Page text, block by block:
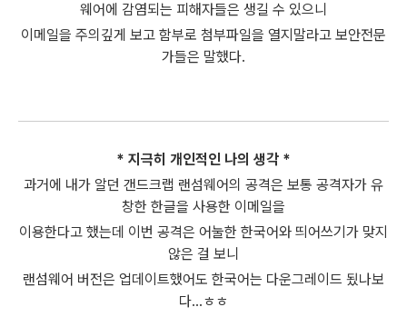
웨어에 감염되는 피해자들은 생길 수 있으니
이메일을 주의깊게 보고 함부로 첨부파일을 열지말라고 보안전문
가들은 말했다.
* 지극히 개인적인 나의 생각 *
과거에 내가 알던 갠드크랩 랜섬웨어의 공격은 보통 공격자가 유
창한 한글을 사용한 이메일을
이용한다고 했는데 이번 공격은 어눌한 한국어와 띄어쓰기가 맞지
않은 걸 보니
랜섬웨어 버전은 업데이트했어도 한국어는 다운그레이드 됬나보
다...ㅎㅎ